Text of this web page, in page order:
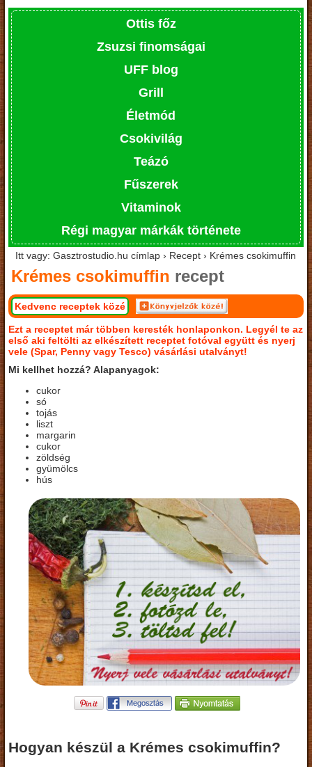
Ottis főz
Zsuzsi finomságai
UFF blog
Grill
Életmód
Csokivilág
Teázó
Fűszerek
Vitaminok
Régi magyar márkák története
Itt vagy: Gasztrostudio.hu címlap › Recept › Krémes csokimuffin
Krémes csokimuffin recept
Kedvenc receptek közé
Ezt a receptet már többen keresték honlaponkon. Legyél te az
első aki feltölti az elkészített receptet fotóval együtt és nyerj
vele (Spar, Penny vagy Tesco) vásárlási utalványt!
Mi kellhet hozzá? Alapanyagok:
cukor
só
tojás
liszt
margarin
cukor
zöldség
gyümölcs
hús
Hogyan készül a Krémes csokimuffin?